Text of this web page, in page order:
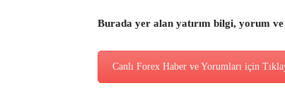
Burada yer alan yatırım bilgi, yorum ve
Canlı Forex Haber ve Yorumları için